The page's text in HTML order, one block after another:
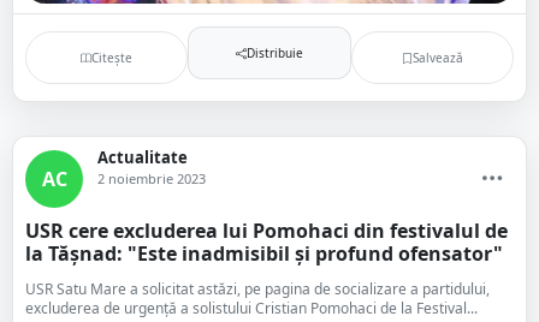
Citește Distribuie Salvează
AC
Actualitate
2 noiembrie 2023
USR cere excluderea lui Pomohaci din festivalul de
la Tășnad: "Este inadmisibil și profund ofensator"
USR Satu Mare a solicitat astăzi, pe pagina de socializare a partidului,
excluderea de urgență a solistului Cristian Pomohaci de la Festival...